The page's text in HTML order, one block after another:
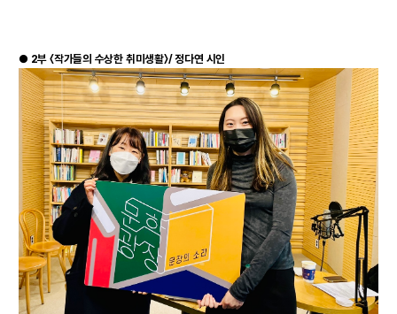
● 2부 〈작가들의 수상한 취미생활〉/ 정다연 시인